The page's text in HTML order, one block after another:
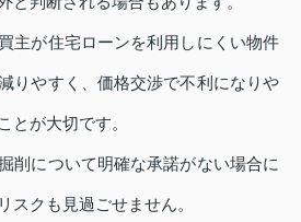
主が住宅ローンを利用しにくい物件
りやすく、価格交渉で不利になりや
とが大切です。
削について明確な承諾がない場合に
スクも見過ごせません。